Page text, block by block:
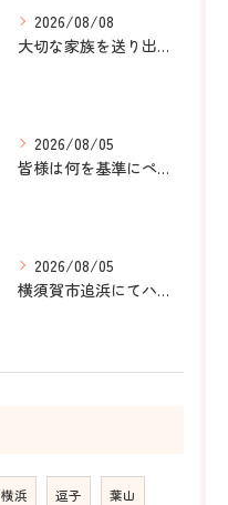
2026/08/08
大切な家族を送り出すお手伝いをしました。
2026/08/05
皆様は何を基準にペット葬儀社を選びますか？
2026/08/05
横須賀市追浜にてハムスターのみかんちゃんのペット火葬のお手伝...
横浜 逗子 葉山